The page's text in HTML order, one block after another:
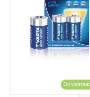
Op voorraad